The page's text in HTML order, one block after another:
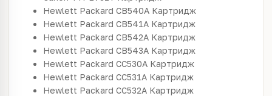
Hewlett Packard CB540A Картридж
Hewlett Packard CB541A Картридж
Hewlett Packard CB542A Картридж
Hewlett Packard CB543A Картридж
Hewlett Packard CC530A Картридж
Hewlett Packard CC531A Картридж
Hewlett Packard CC532A Картридж